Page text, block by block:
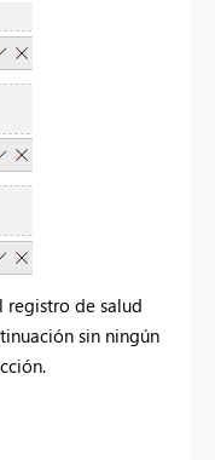
registro de salud
sin ningún